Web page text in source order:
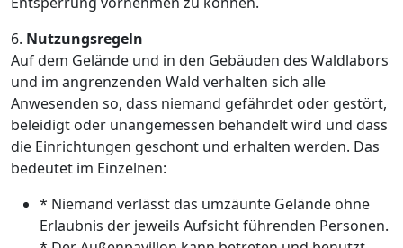
6. Nutzungsregeln
Auf dem Gelände und in den Gebäuden des Waldlabors
und im angrenzenden Wald verhalten sich alle
Anwesenden so, dass niemand gefährdet oder gestört,
beleidigt oder unangemessen behandelt wird und dass
die Einrichtungen geschont und erhalten werden. Das
bedeutet im Einzelnen:
* Niemand verlässt das umzäunte Gelände ohne
Erlaubnis der jeweils Aufsicht führenden Personen.